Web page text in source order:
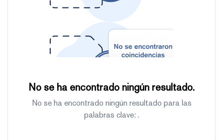
No se ha encontrado ningún resultado.
No se ha encontrado ningún resultado para las
palabras clave: .